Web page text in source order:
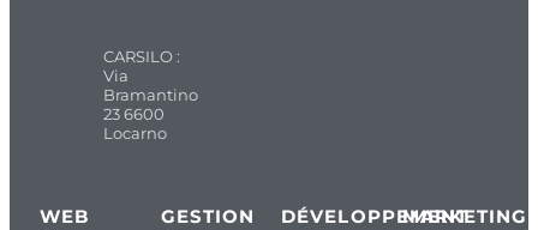
CARSILO :
Via
Bramantino
23 6600
Locarno
WEB GESTION
DÉVELOPPEMENT
MARKETING